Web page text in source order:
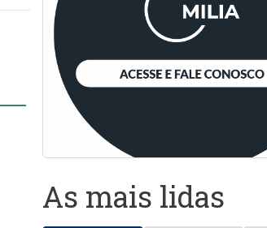
As mais lidas